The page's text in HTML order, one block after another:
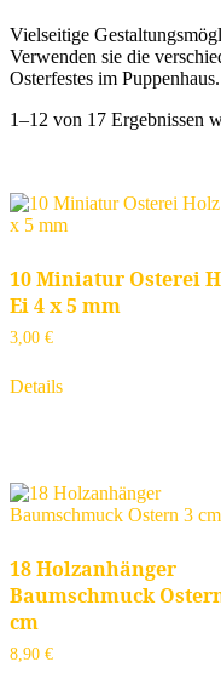
Vielseitige
Verwenden sie die
Osterfestes im Puppenhaus.
1–12 von 17 Ergebnissen
10 Miniatur Osterei
Ei 4 x 5 mm
3,00 €
Details
18 Holzanhänger
Baumschmuck
cm
8,90 €